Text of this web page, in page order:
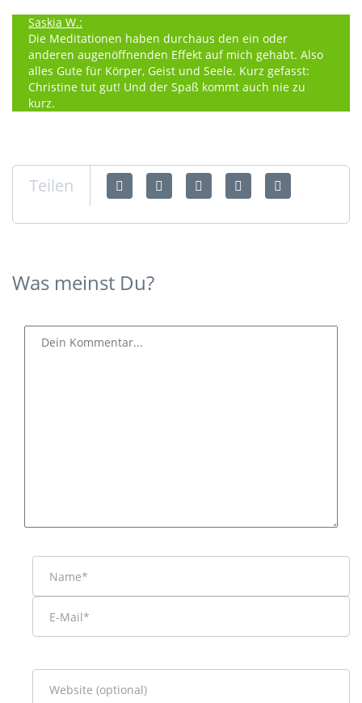
Saskia W.:
Die Meditationen haben durchaus den ein oder
anderen augenöffnenden Effekt auf mich gehabt. Also
alles Gute für Körper, Geist und Seele. Kurz gefasst:
Christine tut gut! Und der Spaß kommt auch nie zu
kurz.
Teilen
Was meinst Du?